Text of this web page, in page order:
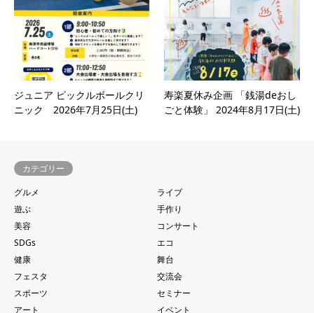
ジュニア ピックルボールクリ
ニック 2026年7月25日(土)
寿楽夏休み企画 「銭湯deおし
ごと体験」 2024年8月17日(土)
カテゴリー
グルメ
ライブ
遊ぶ
手作り
美容
コンサート
SDGs
エコ
健康
舞台
フェスタ
交流会
スポーツ
セミナー
アート
イベント